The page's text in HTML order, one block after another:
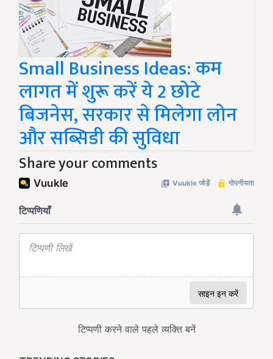
Small Business Ideas: कम
लागत में शुरू करें ये 2 छोटे
बिजनेस, सरकार से मिलेगा लोन
और सब्सिडी की सुविधा
Share your comments